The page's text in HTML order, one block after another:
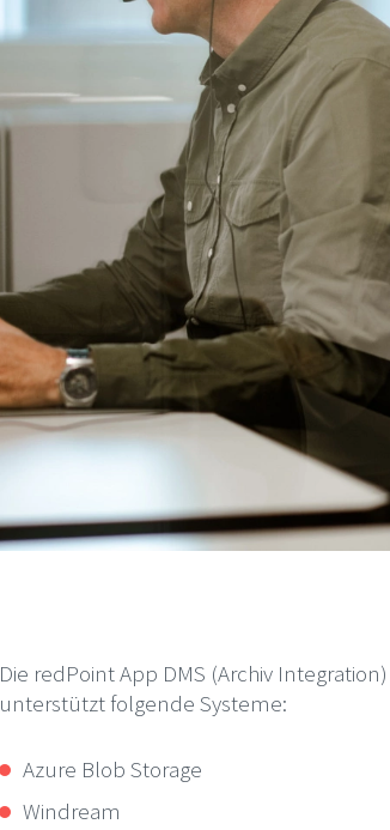
Die redPoint App DMS (Archiv Integration)
unterstützt folgende Systeme:
Azure Blob Storage
Windream